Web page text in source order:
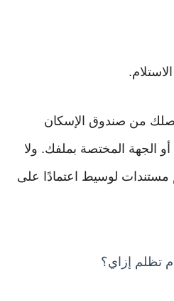
من صندوق الإسكان
أو الجهة المختصة بملفك. ولا
مستندات لوسيط اعتمادًا على
تظلم إزاي؟